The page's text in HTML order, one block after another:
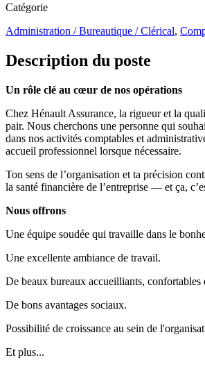
Catégorie
Administration / Bureautique / Clérical,
Description du poste
Un rôle clé au cœur de nos opérations
Chez Hénault Assurance, la rigueur et la
pair. Nous cherchons une personne qui
dans nos activités comptables et
accueil professionnel lorsque nécessaire.
Ton sens de l’organisation et ta précision
la santé financière de l’entreprise — et ça,
Nous offrons
Une équipe soudée qui travaille dans le
Une excellente ambiance de travail.
De beaux bureaux accueilliants, confortables
De bons avantages sociaux.
Possibilité de croissance au sein de
Et plus...